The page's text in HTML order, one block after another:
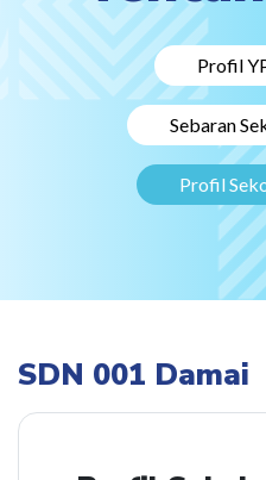
Profil
Sebaran
Profil
SDN 001 Damai